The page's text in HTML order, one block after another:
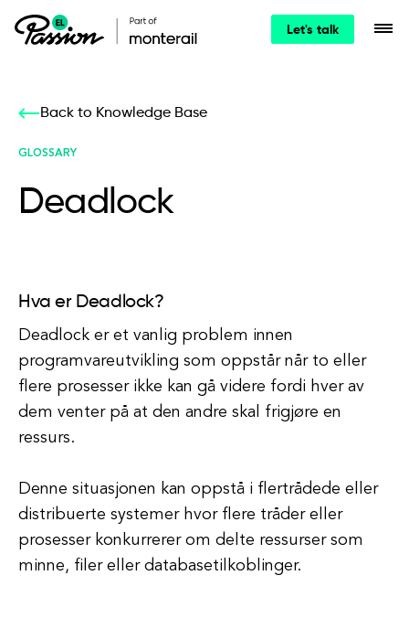
Let's talk
Back to Knowledge Base
GLOSSARY
Deadlock
Hva er Deadlock?
Deadlock er et vanlig problem innen
programvareutvikling som oppstår når to eller
flere prosesser ikke kan gå videre fordi hver av
dem venter på at den andre skal frigjøre en
ressurs.
Denne situasjonen kan oppstå i flertrådede eller
distribuerte systemer hvor flere tråder eller
prosesser konkurrerer om delte ressurser som
minne, filer eller databasetilkoblinger.